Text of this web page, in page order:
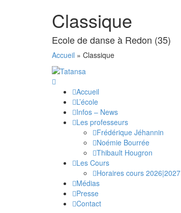
Classique
Ecole de danse à Redon (35)
Accueil » Classique
Accueil
L’école
Infos – News
Les professeurs
Frédérique Jéhannin
Noémie Bourrée
Thibault Hougron
Les Cours
Horaires cours 2026|2027
Médias
Presse
Contact